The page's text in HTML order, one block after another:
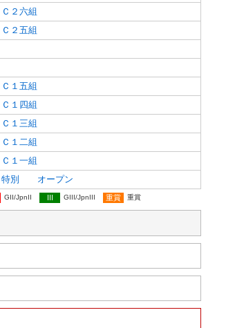
２六組
２五組
１五組
１四組
１三組
１二組
１一組
特別 オープン
GII/JpnII III GIII/JpnIII 重賞 重賞